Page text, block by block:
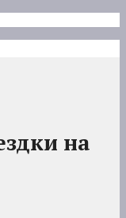
на